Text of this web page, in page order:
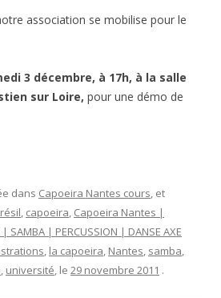
association se mobilise pour le
3 décembre, à 17h, à la salle
sur Loire, pour une démo de
dans Capoeira Nantes cours, et
, capoeira, Capoeira Nantes |
SAMBA | PERCUSSION | DANSE AXE
, la capoeira, Nantes, samba,
, université, le 29 novembre 2011 .